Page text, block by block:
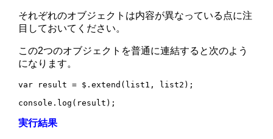
それぞれのオブジェクトは内容が異なっている点に注
目しておいてください。
この2つのオブジェクトを普通に連結すると次のよう
になります。
var result = $.extend(list1, list2);
console.log(result);
実行結果